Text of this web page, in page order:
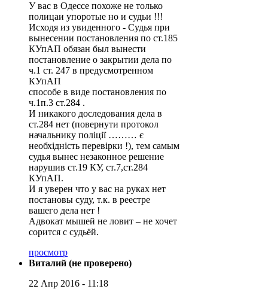
У вас в Одессе похоже не только
полицаи упоротые но и судьи !!!
Исходя из увиденного - Судья при
вынесении постановления по ст.185
КУпАП обязан был вынести
постановление о закрытии дела по
ч.1 ст. 247 в предусмотренном
КУпАП
способе в виде постановления по
ч.1п.3 ст.284 .
И никакого доследования дела в
ст.284 нет (повернути протокол
начальнику поліції ……… є
необхідність перевірки !), тем самым
судья вынес незаконное решение
нарушив ст.19 КУ, ст.7,ст.284
КУпАП.
И я уверен что у вас на руках нет
постановы суду, т.к. в реестре
вашего дела нет !
Адвокат мышей не ловит – не хочет
сорится с судьёй.
просмотр
Виталий (не проверено)
22 Апр 2016 - 11:18